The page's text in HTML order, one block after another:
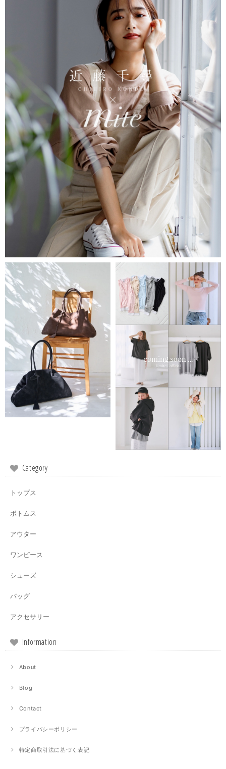
Category
トップス
ボトムス
アウター
ワンピース
シューズ
バッグ
アクセサリー
Information
About
Blog
Contact
プライバシーポリシー
特定商取引法に基づく表記